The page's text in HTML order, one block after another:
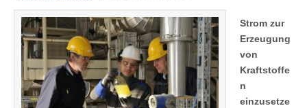
Benzin
aus
Restbiomasse
Strom zur
Erzeugung
von
Kraftstoffe
n
einzusetze